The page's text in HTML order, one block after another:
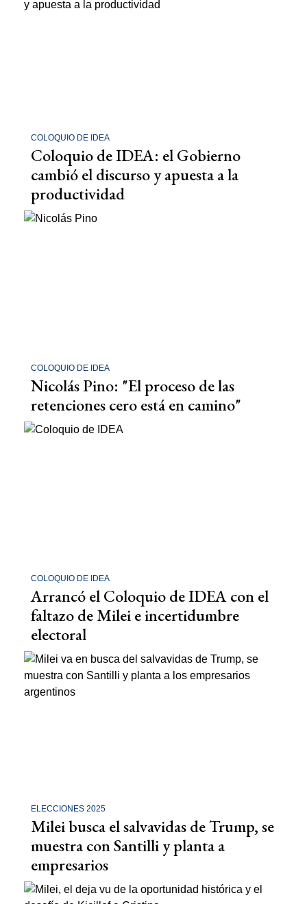
COLOQUIO DE IDEA
Coloquio de IDEA: el Gobierno
cambió el discurso y apuesta a la
productividad
COLOQUIO DE IDEA
Nicolás Pino: "El proceso de las
retenciones cero está en camino"
COLOQUIO DE IDEA
Arrancó el Coloquio de IDEA con el
faltazo de Milei e incertidumbre
electoral
ELECCIONES 2025
Milei busca el salvavidas de Trump, se
muestra con Santilli y planta a
empresarios